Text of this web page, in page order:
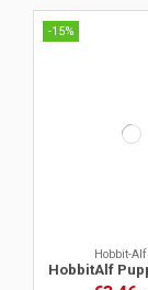
-15%
Hobbit-Alf
HobbitAlf